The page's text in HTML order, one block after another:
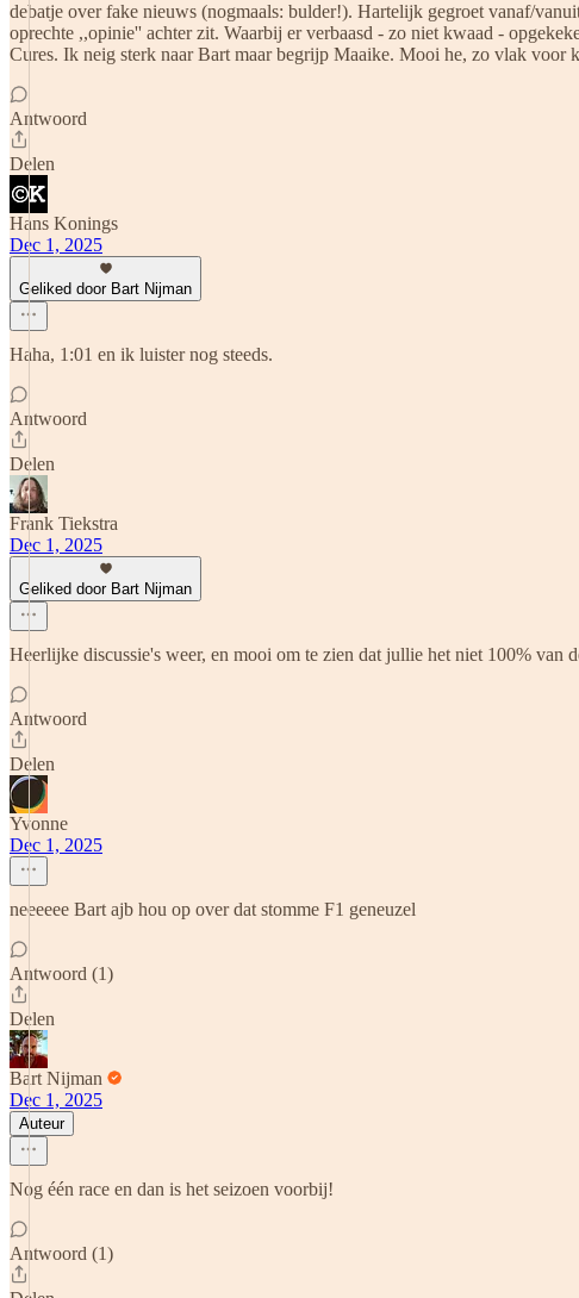
debatje over fake nieuws (nogmaals: bulder!). Hartelijk gegroet vanaf/
oprechte ,,opinie'' achter zit. Waarbij er verbaasd - zo niet kwaad -
Cures. Ik neig sterk naar Bart maar begrijp Maaike. Mooi he, zo vlak voor
Antwoord
Delen
Hans Konings
Dec 1, 2025
Geliked door Bart Nijman
Haha, 1:01 en ik luister nog steeds.
Antwoord
Delen
Frank Tiekstra
Dec 1, 2025
Geliked door Bart Nijman
Heerlijke discussie's weer, en mooi om te zien dat jullie het niet 100% van
Antwoord
Delen
Yvonne
Dec 1, 2025
neeeeee Bart ajb hou op over dat stomme F1 geneuzel
Antwoord (1)
Delen
Bart Nijman
Dec 1, 2025
Auteur
Nog één race en dan is het seizoen voorbij!
Antwoord (1)